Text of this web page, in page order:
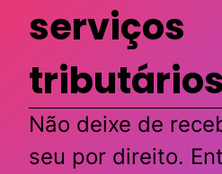
serviços
tributários
Não deixe de
seu por direito.